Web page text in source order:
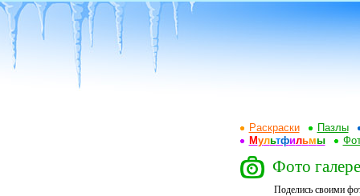
Раскраски
Пазлы
Мультфильмы
Фото
Поделись своими